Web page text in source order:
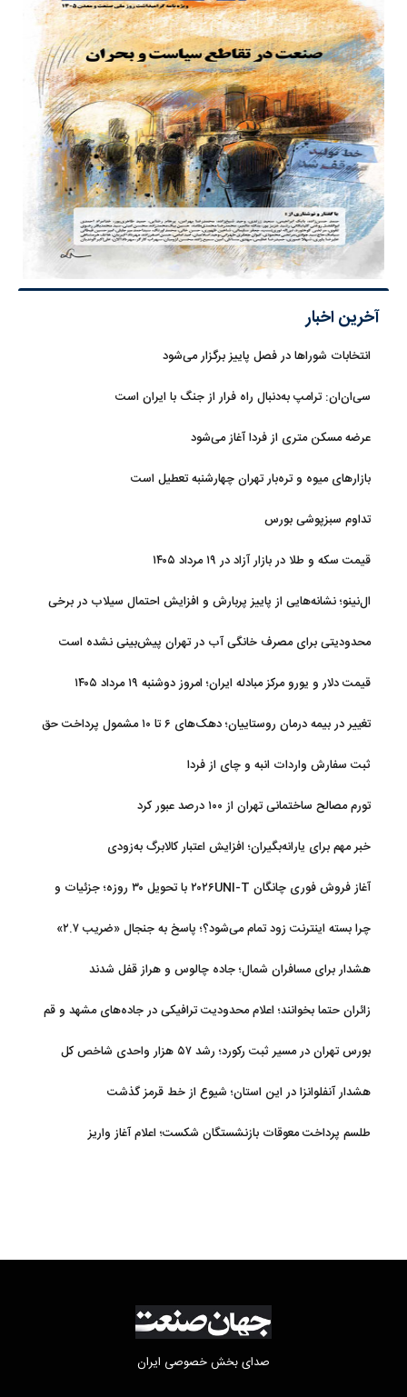
آخرین اخبار
انتخابات شوراها در فصل پاییز برگزار می‌شود
سی‌ان‌ان: ترامپ به‌دنبال راه فرار از جنگ با ایران است
عرضه مسکن متری از فردا آغاز می‌شود
بازارهای میوه و تره‌بار تهران چهارشنبه تعطیل است
تداوم سبزپوشی بورس
قیمت سکه و طلا در بازار آزاد در ۱۹ مرداد ۱۴۰۵
ال‌نینو؛ نشانه‌هایی از پاییز پربارش و افزایش احتمال سیلاب در برخی
محدودیتی برای مصرف خانگی آب در تهران پیش‌بینی نشده است
قیمت دلار و یورو مرکز مبادله ایران؛ امروز دوشنبه ۱۹ مرداد ۱۴۰۵
تغییر در بیمه درمان روستاییان؛ دهک‌های ۶ تا ۱۰ مشمول پرداخت حق
ثبت سفارش واردات انبه و چای از فردا
تورم مصالح ساختمانی تهران از ۱۰۰ درصد عبور کرد
خبر مهم برای یارانه‌بگیران؛ افزایش اعتبار کالابرگ به‌زودی
آغاز فروش فوری چانگان ۲۰۲۶UNI-T با تحویل ۳۰ روزه؛ جزئیات و
چرا بسته اینترنت زود تمام می‌شود؟؛ پاسخ به جنجال «ضریب ۲.۷»
هشدار برای مسافران شمال؛ جاده چالوس و هراز قفل شدند
زائران حتما بخوانند؛ اعلام محدودیت ترافیکی در جاده‌های مشهد و قم
بورس تهران در مسیر ثبت رکورد؛ رشد ۵۷ هزار واحدی شاخص کل
هشدار آنفلوانزا در این استان؛ شیوع از خط قرمز گذشت
طلسم پرداخت معوقات بازنشستگان شکست؛ اعلام آغاز واریز
صدای بخش خصوصی ایران